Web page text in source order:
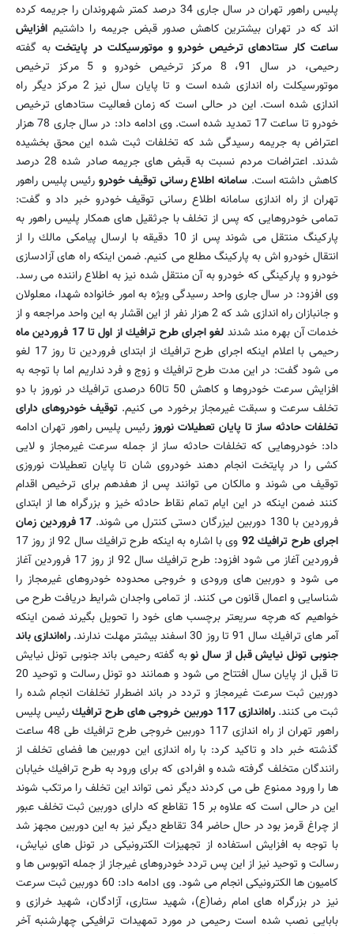
پلیس راهور تهران در سال جاری 34 درصد كمتر شهروندان را جریمه كرده
اند كه در تهران بیشترین كاهش صدور قبض جریمه را داشتیم افزایش
ساعت كار ستادهای ترخیص خودرو و موتورسیكلت در پایتخت به گفته
رحیمی، در سال 91، 8 مركز ترخیص خودرو و 5 مركز ترخیص
موتورسیكلت راه اندازی شده است و تا پایان سال نیز 2 مركز دیگر راه
اندازی شده است. این در حالی است كه زمان فعالیت ستادهای ترخیص
خودرو تا ساعت 17 تمدید شده است. وی ادامه داد: در سال جاری 78 هزار
اعتراض به جریمه رسیدگی شد كه تخلفات ثبت شده این محق بخشیده
شدند. اعتراضات مردم نسبت به قبض های جریمه صادر شده 28 درصد
كاهش داشته است.سامانه اطلاع رسانی توقیف خودرورئیس پلیس راهور
تهران از راه اندازی سامانه اطلاع رسانی توقیف خودرو خبر داد و گفت:
تمامی خودروهایی كه پس از تخلف با جرثقیل های همكار پلیس راهور به
پاركینگ منتقل می شوند پس از 10 دقیقه با ارسال پیامكی مالك را از
انتقال خودرو اش به پاركینگ مطلع می كنیم. ضمن اینكه راه های آزادسازی
خودرو و پاركینگی كه خودرو به آن منتقل شده نیز به اطلاع راننده می رسد.
وی افزود: در سال جاری واحد رسیدگی ویژه به امور خانواده شهدا، معلولان
و جانبازان راه اندازی شد كه 2 هزار نفر از این اقشار به این واحد مراجعه و از
خدمات آن بهره مند شدند لغو اجرای طرح ترافیك از اول تا 17 فروردین ماه
رحیمی با اعلام اینكه اجرای طرح ترافیك از ابتدای فروردین تا روز 17 لغو
می شود گفت: در این مدت طرح ترافیك و زوج و فرد نداریم اما با توجه به
افزایش سرعت خودروها و كاهش 50 تا60 درصدی ترافیك در نوروز با دو
تخلف سرعت و سبقت غیرمجاز برخورد می كنیم. توقیف خودروهای دارای
تخلفات حادثه ساز تا پایان تعطیلات نوروزرئیس پلیس راهور تهران ادامه
داد: خودروهایی كه تخلفات حادثه ساز از جمله سرعت غیرمجاز و لایی
كشی را در پایتخت انجام دهند خودروی شان تا پایان تعطیلات نوروزی
توقیف می شوند و مالكان می توانند پس از هفدهم برای ترخیص اقدام
كنند ضمن اینكه در این ایام تمام نقاط حادثه خیز و بزرگراه ها از ابتدای
فروردین با 130 دوربین لیزرگان دستی كنترل می شوند.
17 فروردین زمان
اجرای طرح ترافیك 92
وی با اشاره به اینكه طرح ترافیك سال 92 از روز 17
فروردین آغاز می شود افزود: طرح ترافیك سال 92 از روز 17 فروردین آغاز
می شود و دوربین های ورودی و خروجی محدوده خودروهای غیرمجاز را
شناسایی و اعمال قانون می كنند. از تمامی واجدان شرایط دریافت طرح می
خواهیم كه هرچه سریعتر برچسب های خود را تحویل بگیرند ضمن اینكه
آمر های ترافیك سال 91 تا روز 30 اسفند بیشتر مهلت ندارند.
راه‌اندازی باند
جنوبی تونل نیایش قبل از سال نوبه گفته رحیمی باند جنوبی تونل نیایش
تا قبل از پایان سال افتتاح می شود و همانند دو تونل رسالت و توحید 20
دوربین ثبت سرعت غیرمجاز و تردد در باند اضطرار تخلفات انجام شده را
ثبت می كنند.راه‌اندازی 117 دوربین خروجی های طرح ترافیك
رئیس پلیس
راهور تهران از راه اندازی 117 دوربین خروجی طرح ترافیك طی 48 ساعت
گذشته خبر داد و تاكید كرد: با راه اندازی این دوربین ها فضای تخلف از
رانندگان متخلف گرفته شده و افرادی كه برای ورود به طرح ترافیك خیابان
ها را ورود ممنوع طی می كردند دیگر نمی تواند این تخلف را مرتكب شوند
این در حالی است كه علاوه بر 15 تقاطع كه دارای دوربین ثبت تخلف عبور
از چراغ قرمز بود در حال حاضر 34 تقاطع دیگر نیز به این دوربین مجهز شد
با توجه به افزایش استفاده از تجهیزات الكترونیكی در تونل های نیایش،
رسالت و توحید نیز از این پس تردد خودروهای غیرجاز از جمله اتوبوس ها و
كامیون ها الكترونیكی انجام می شود. وی ادامه داد: 60 دوربین ثبت سرعت
نیز در بزرگراه های امام رضا(ع)، شهید ستاری، آزادگان، شهید خرازی و
بابایی نصب شده است رحیمی در مورد تمهیدات ترافیكی چهارشنبه آخر